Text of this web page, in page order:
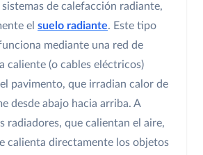
de calefacción radiante,
el suelo radiante. Este tipo
mediante una red de
caliente (o cables eléctricos)
pavimento, que irradian calor de
desde abajo hacia arriba. A
radiadores, que calientan el aire,
calienta directamente los objetos